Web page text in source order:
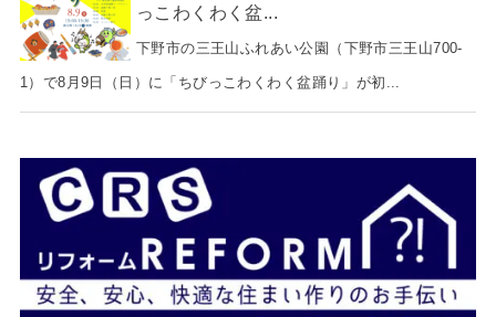
っこわくわく盆...
下野市の三王山ふれあい公園（下野市三王山700-
1）で8月9日（日）に「ちびっこわくわく盆踊り」が初...